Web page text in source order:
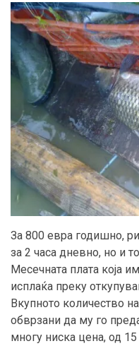
За 800 евра годишно,
за 2 часа дневно, но и
Месечната плата која
исплаќа преку
Вкупното количество
обврзани да му го
многу ниска цена, од